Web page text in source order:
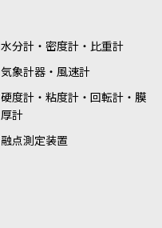
水分計・密度計・比重計
気象計器・風速計
硬度計・粘度計・回転計・膜
厚計
融点測定装置